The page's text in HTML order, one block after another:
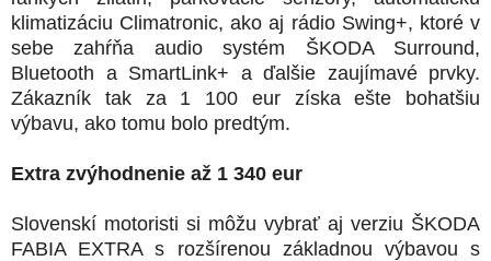
klimatizáciu Climatronic, ako aj rádio Swing+, ktoré v
sebe zahŕňa audio systém ŠKODA Surround,
Bluetooth a SmartLink+ a ďalšie zaujímavé prvky.
Zákazník tak za 1 100 eur získa ešte bohatšiu
výbavu, ako tomu bolo predtým.
Extra zvýhodnenie až 1 340 eur
Slovenskí motoristi si môžu vybrať aj verziu ŠKODA
FABIA EXTRA s rozšírenou základnou výbavou s